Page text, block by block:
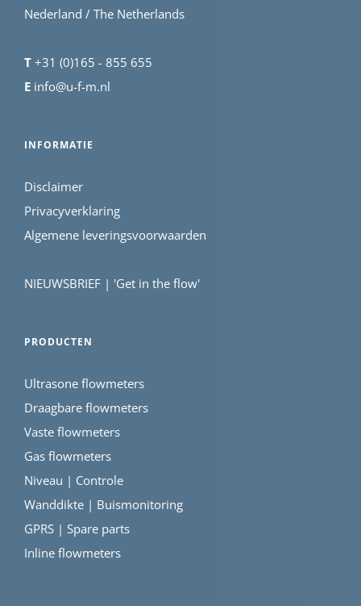
Nederland / The Netherlands
T +31 (0)165 - 855 655
E info@u-f-m.nl
INFORMATIE
Disclaimer
Privacyverklaring
Algemene leveringsvoorwaarden
NIEUWSBRIEF | 'Get in the flow'
PRODUCTEN
Ultrasone flowmeters
Draagbare flowmeters
Vaste flowmeters
Gas flowmeters
Niveau | Controle
Wanddikte | Buismonitoring
GPRS | Spare parts
Inline flowmeters